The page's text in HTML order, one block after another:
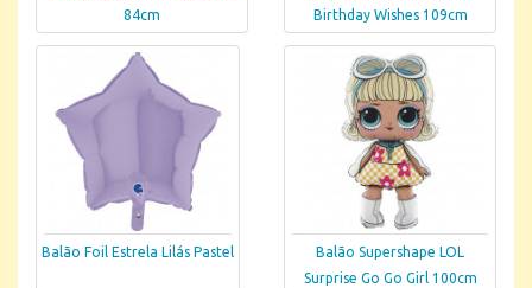
84cm
Birthday Wishes 109cm
Balão Foil Estrela Lilás Pastel
Balão Supershape LOL
Surprise Go Go Girl 100cm